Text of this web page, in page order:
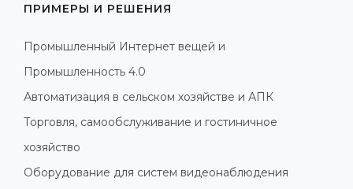
ПРИМЕРЫ И РЕШЕНИЯ
Промышленный Интернет вещей и
Промышленность 4.0
Автоматизация в сельском хозяйстве и АПК
Торговля, самообслуживание и гостиничное
хозяйство
Оборудование для систем видеонаблюдения